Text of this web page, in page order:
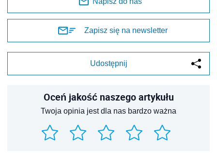
Zapisz się na newsletter
Udostępnij
Oceń jakość naszego artykułu
Twoja opinia jest dla nas bardzo ważna